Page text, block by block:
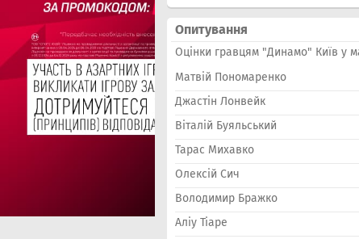
Опитування
Оцінки гравцям "Динамо" Київ у
Матвій Пономаренко
Джастін Лонвейк
Віталій Буяльський
Тарас Михавко
Олексій Сич
Володимир Бражко
Аліу Тіаре